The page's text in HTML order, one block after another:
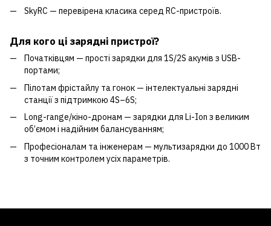
SkyRC — перевірена класика серед RC-пристроїв.
Для кого ці зарядні пристрої?
Початківцям — прості зарядки для 1S/2S акумів з USB-
портами;
Пілотам фрістайлу та гонок — інтелектуальні зарядні
станції з підтримкою 4S–6S;
Long-range/кіно-дронам — зарядки для Li-Ion з великим
об’ємом і надійним балансуванням;
Професіоналам та інженерам — мультизарядки до 1000 Вт
з точним контролем усіх параметрів.